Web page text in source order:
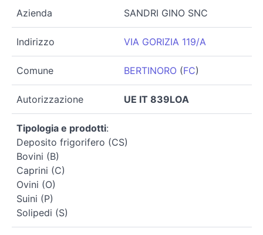
Azienda SANDRI GINO SNC
Indirizzo VIA GORIZIA 119/A
Comune BERTINORO(FC)
Autorizzazione UE IT 839LOA
Tipologia e prodotti:
Deposito frigorifero (CS)
Bovini (B)
Caprini (C)
Ovini (O)
Suini (P)
Solipedi (S)